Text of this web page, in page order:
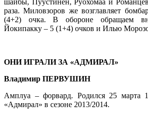
раза. Миловзоров же возглавляет
(4+2) очка. В обороне обращаем
Йокипакку – 5 (1+4) очков и Илью
ОНИ ИГРАЛИ ЗА «АДМИРАЛ»
Владимир ПЕРВУШИН
Амплуа – форвард. Родился 25 марта
«Адмирал» в сезоне 2013/2014.